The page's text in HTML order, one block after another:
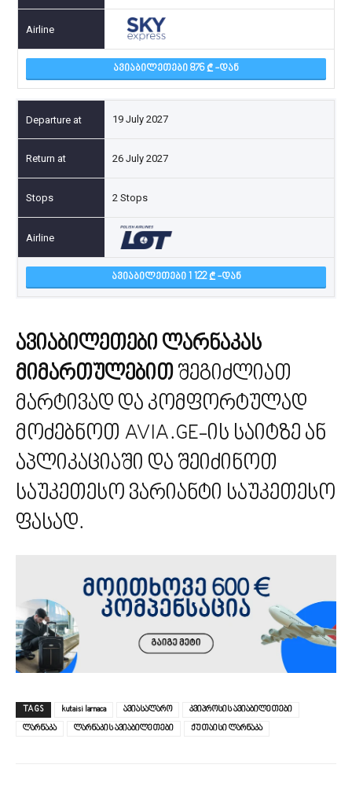
ᲐᲕᲘᲐᲑᲘᲚᲔᲗᲔᲑᲘ 876 -ᲓᲐᲜ
19 July 2027
26 July 2027
2 Stops
ᲐᲕᲘᲐᲑᲘᲚᲔᲗᲔᲑᲘ 1 122 -ᲓᲐᲜ
ავიაბილეთები ლარნაკას
მიმართულებითშეგიძლიათ
მარტივად და კომფორტულად
მოძებნოთ AVIA.GE-ის საიტზე ან
აპლიკაციაში და შეიძინოთ
საუკეთესო ვარიანტი საუკეთესო
ფასად.
TAGS kutaisi larnaca ავიასალარო
კვიპროსის ავიაბილეთები
ლარნაკა
ლარნაკის ავიაბილეთები ქუთაისი ლარნაკა